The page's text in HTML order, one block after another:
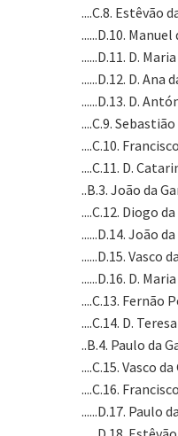
....C.8. Estêvão
......D.10. Manuel
......D.11. D.
......D.12. D. Ana
......D.13. D.
....C.9.
....C.10.
....C.11. D.
..B.3. João da
....C.12. Diogo
......D.14. João
......D.15. Vasco
......D.16. D.
....C.13. Fernão
....C.14. D.
..B.4. Paulo da
....C.15. Vasco
....C.16.
......D.17. Paulo